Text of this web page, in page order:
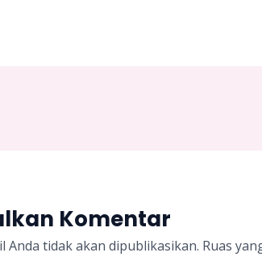
Komentar
Anda tidak akan dipublikasikan. Ruas